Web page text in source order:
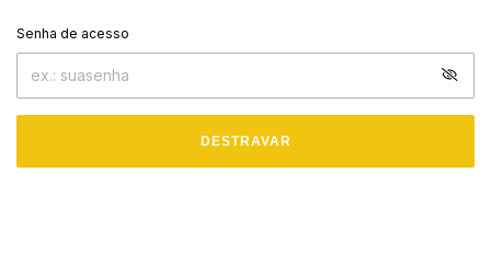
Senha de acesso
DESTRAVAR